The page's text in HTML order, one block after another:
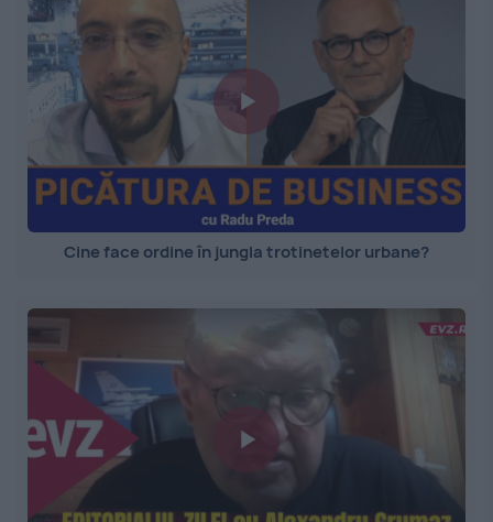
Cine face ordine în jungla trotinetelor urbane?